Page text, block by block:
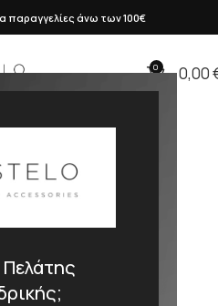
Πελάτης
παραγγελίες άνω των 100€
0 0,00